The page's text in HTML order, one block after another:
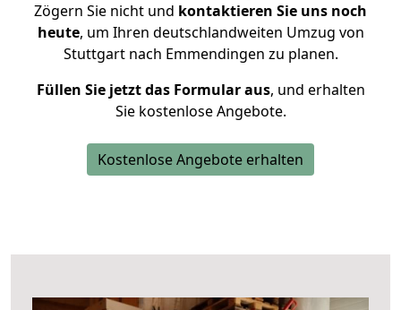
Zögern Sie nicht und kontaktieren Sie uns noch
heute, um Ihren deutschlandweiten Umzug von
Stuttgart nach Emmendingen zu planen.
Füllen Sie jetzt das Formular aus, und erhalten
Sie kostenlose Angebote.
Kostenlose Angebote erhalten